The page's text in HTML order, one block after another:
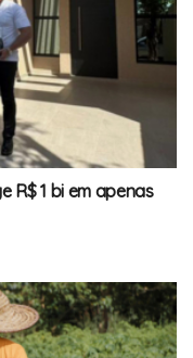
R$ 1 bi em apenas